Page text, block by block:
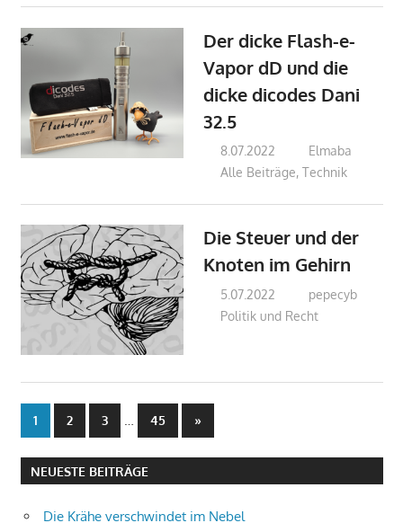
Der dicke Flash-e-
Vapor dD und die
dicke dicodes Dani
32.5
8.07.2022
Elmaba
Alle Beiträge,Technik
Die Steuer und der
Knoten im Gehirn
5.07.2022
pepecyb
Politik und Recht
Beitragsnavigation
1 2 3 45
Nächste
Beiträge
»
NEUESTE BEITRÄGE
Die Krähe verschwindet im Nebel